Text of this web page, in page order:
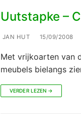
Uutstapke –
JAN HUT 15/09/2008
Met vrijkoarten van
meubels bielangs
VERDER LEZEN →